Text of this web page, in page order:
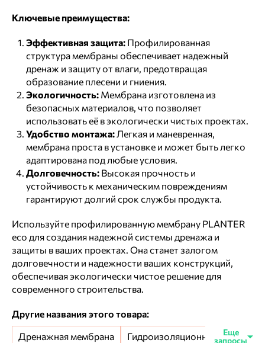
Ключевые преимущества:
Эффективная защита:Профилированная
структура мембраны обеспечивает надежный
дренаж и защиту от влаги, предотвращая
образование плесени и гниения.
Экологичность:Мембрана изготовлена из
безопасных материалов, что позволяет
использовать её в экологически чистых проектах.
Удобство монтажа:Легкая и маневренная,
мембрана проста в установке и может быть легко
адаптирована под любые условия.
Долговечность:Высокая прочность и
устойчивость к механическим повреждениям
гарантируют долгий срок службы продукта.
Используйте профилированную мембрану PLANTER
eco для создания надежной системы дренажа и
защиты в ваших проектах. Она станет залогом
долговечности и надежности ваших конструкций,
обеспечивая экологически чистое решение для
современного строительства.
Другие названия этого товара:
Дренажная мембрана
Гидроизоляционная